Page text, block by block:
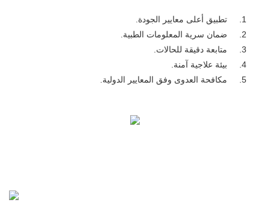
تطبيق أعلى معايير الجودة.
ضمان سرية المعلومات الطبية.
متابعة دقيقة للحالات.
بيئة علاجية آمنة.
مكافحة العدوى وفق المعايير الدولية.